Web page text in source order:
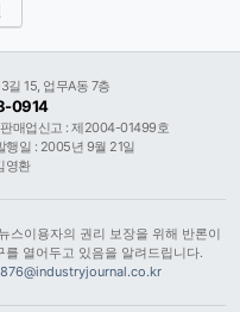
길 15, 업무A동 7층
0914
매업신고 : 제2004-01499호
행일 : 2005년 9월 21일
영환
스이용자의 권리 보장을 위해 반론이
열어두고 있음을 알려드립니다.